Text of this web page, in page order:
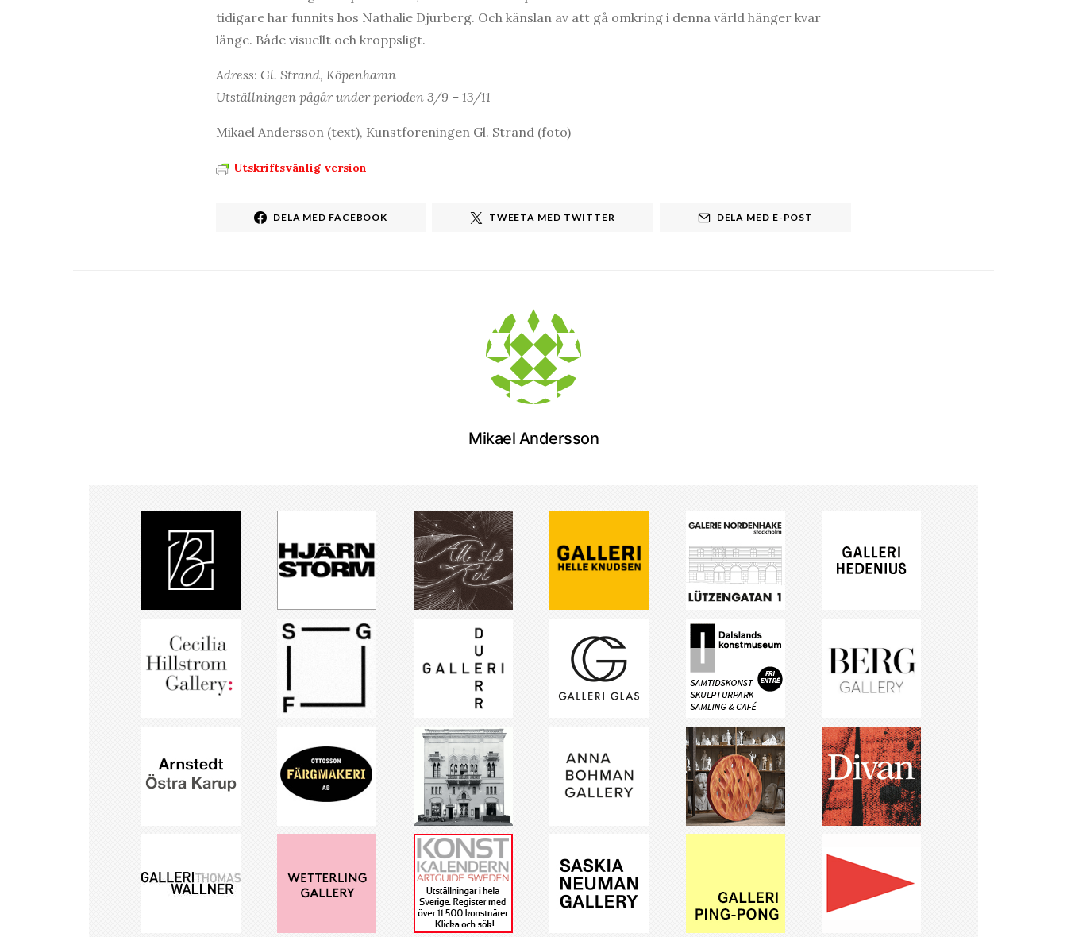
tidigare har funnits hos Nathalie Djurberg. Och känslan av att gå omkring i denna värld hänger kvar
länge. Både visuellt och kroppsligt.
Adress: Gl. Strand, Köpenhamn
Utställningen pågår under perioden 3/9 – 13/11
Mikael Andersson (text), Kunstforeningen Gl. Strand (foto)
Utskriftsvänlig version
DELA MED FACEBOOK TWEETA MED TWITTER DELA MED E-POST
Mikael Andersson